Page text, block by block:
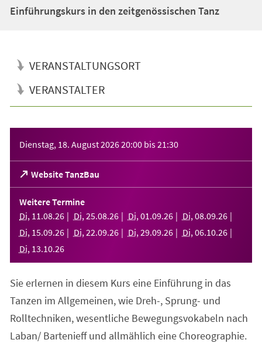
Einführungskurs in den zeitgenössischen Tanz
VERANSTALTUNGSORT
VERANSTALTER
Dienstag, 18. August 202620:00 bis21:30
Website TanzBau
(Öffnet
in
einem
neuen
Tab)
Weitere Termine
Di, 11 .08.26 Di, 25.08.26 Di, 01 .09.26 Di, 08.09.26
Di, 15.09.26 Di, 22.09.26 Di, 29.09.26 Di, 06.10.26
Di, 13.10.26
Sie erlernen in diesem Kurs eine Einführung in das
Tanzen im Allgemeinen, wie Dreh-, Sprung- und
Rolltechniken, wesentliche Bewegungsvokabeln nach
Laban/ Bartenieff und allmählich eine Choreographie.